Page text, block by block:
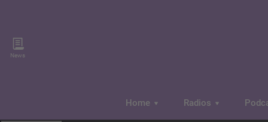
News
Home Radios